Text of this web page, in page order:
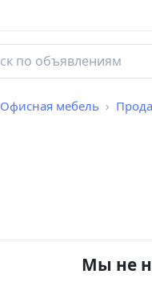
Офисная мебель
Мы не